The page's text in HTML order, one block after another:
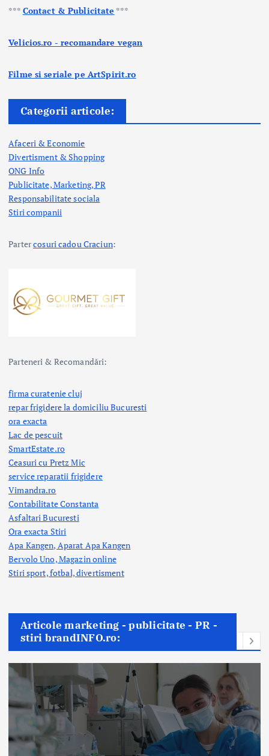
a
i
a
*** Contact & Publicitate ***
Velicios.ro - recomandare vegan
Filme si seriale pe ArtSpirit.ro
Categorii articole:
Afaceri & Economie
Divertisment & Shopping
ONG Info
Publicitate, Marketing, PR
Responsabilitate sociala
Stiri companii
Partercosuri cadou Craciun:
Parteneri & Recomandări:
firma curatenie cluj
repar frigidere la domiciliu Bucuresti
ora exacta
Lac de pescuit
SmartEstate.ro
Ceasuri cu Pretz Mic
service reparatii frigidere
Vimandra.ro
Contabilitate Constanta
Asfaltari Bucuresti
Ora exacta Stiri
Apa Kangen, Aparat Apa Kangen
Bervolo Uno, Magazin online
Stiri sport, fotbal,divertisment
Articole marketing - publicitate - PR -
stiri brandINFO.ro: